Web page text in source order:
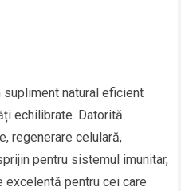
natural eficient
echilibrate. Datorită
regenerare celulară,
pentru sistemul imunitar,
pentru cei care